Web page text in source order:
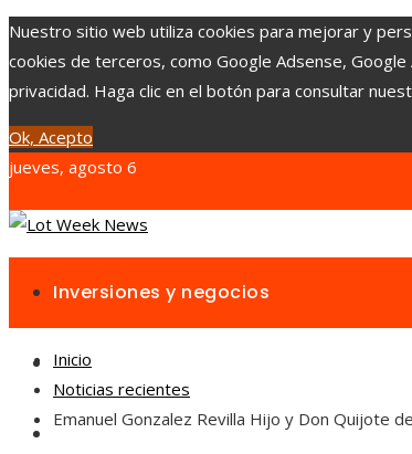
Nuestro sitio web utiliza cookies para mejorar y
cookies de terceros, como Google Adsense,
privacidad. Haga clic en el botón para consultar
Ok, Acepto
jueves, agosto 6
Inversiones y negocios
Responsabilidad social
Cultura y ocio
Inicio
Noticias recientes
Emanuel Gonzalez Revilla Hijo y Don Quijote